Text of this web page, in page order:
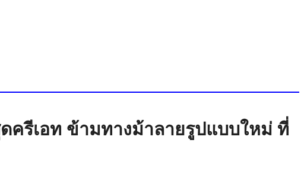
ครีเอท ข้ามทางม้าลายรูปแบบใหม่ ที่